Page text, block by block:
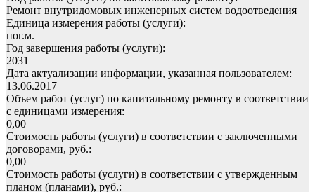
Ремонт внутридомовых инженерных систем водоотведения
Единица измерения работы (услуги):
пог.м.
Год завершения работы (услуги):
2031
Дата актуализации информации, указанная пользователем:
13.06.2017
Объем работ (услуг) по капитальному ремонту в соответствии
с единицами измерения:
0,00
Стоимость работы (услуги) в соответствии с заключенными
договорами, руб.:
0,00
Стоимость работы (услуги) в соответствии с утвержденным
планом (планами), руб.: